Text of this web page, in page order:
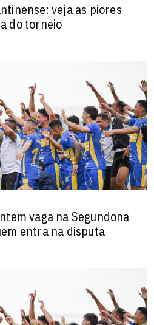
veja as piores
do torneio
vaga na Segundona
entra na disputa